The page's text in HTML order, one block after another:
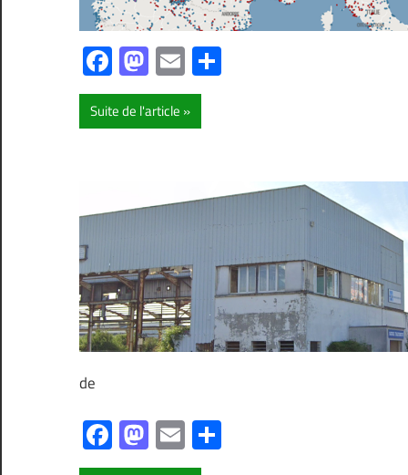
Facebook
Mastodon
Email
Suite de l'article
de
Facebook
Mastodon
Email